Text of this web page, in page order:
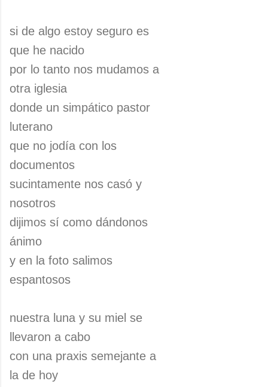
si de algo estoy seguro es
que he nacido
por lo tanto nos mudamos a
otra iglesia
donde un simpático pastor
luterano
que no jodía con los
documentos
sucintamente nos casó y
nosotros
dijimos sí como dándonos
ánimo
y en la foto salimos
espantosos
nuestra luna y su miel se
llevaron a cabo
con una praxis semejante a
la de hoy